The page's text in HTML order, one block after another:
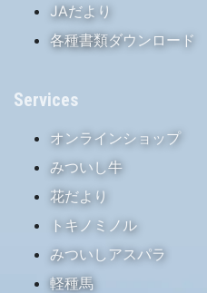
JAだより
各種書類ダウンロード
Services
オンラインショップ
みついし牛
花だより
トキノミノル
みついしアスパラ
軽種馬